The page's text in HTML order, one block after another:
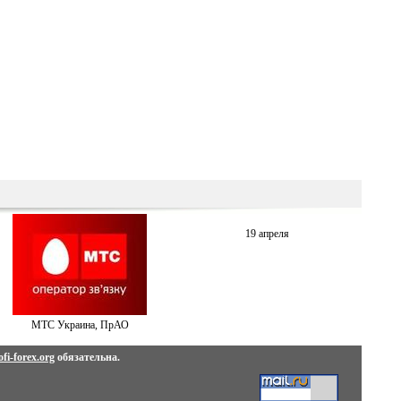
МТС Украина, ПрАО
19 апреля
forex.orgобязательна.